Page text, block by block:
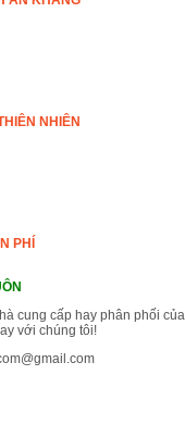
NHIÊN
PHÍ
cung cấp hay phân phối
với chúng tôi!